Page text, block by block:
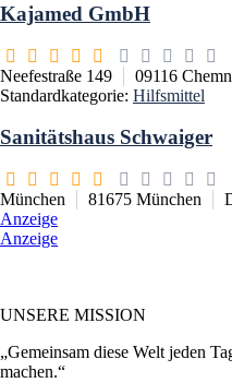
Kajamed GmbH
Neefestraße 149 09116
Standardkategorie: Hilfsmittel
Sanitätshaus Schwaiger
München 81675 München
Anzeige
Anzeige
UNSERE MISSION
„Gemeinsam diese Welt jeden
machen.“